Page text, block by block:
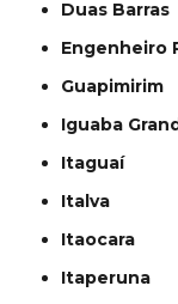
Duas Barras
Guapimirim
Iguaba
Itaguaí
Italva
Itaocara
Itaperuna